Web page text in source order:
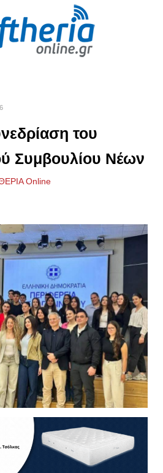
του
Συμβουλίου Νέων
Online